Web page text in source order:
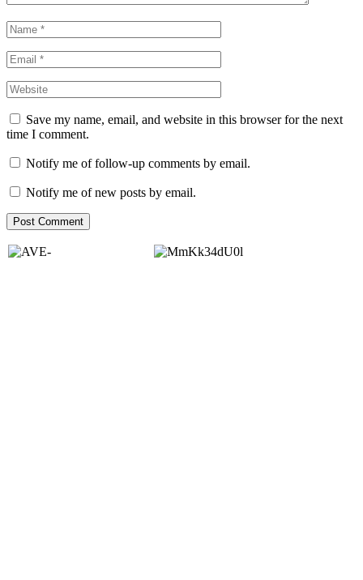
Save my name, email, and website in this browser for the next
time I comment.
Notify me of follow-up comments by email.
Notify me of new posts by email.